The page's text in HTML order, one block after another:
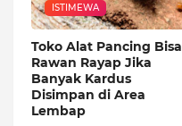
ISTIMEWA
Toko Alat Pancing Bisa
Rawan Rayap Jika
Banyak Kardus
Disimpan di Area
Lembap